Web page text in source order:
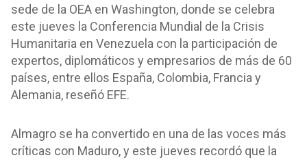
sede de la OEA en Washington, donde se celebra
este jueves la Conferencia Mundial de la Crisis
Humanitaria en Venezuela con la participación de
expertos, diplomáticos y empresarios de más de 60
países, entre ellos España, Colombia, Francia y
Alemania, reseñó EFE.
Almagro se ha convertido en una de las voces más
críticas con Maduro, y este jueves recordó que la